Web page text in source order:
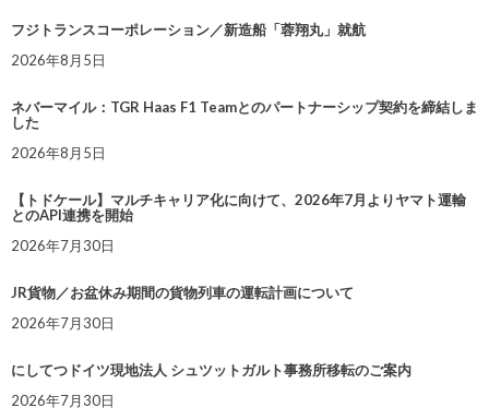
フジトランスコーポレーション／新造船「蓉翔丸」就航
2026年8月5日
ネバーマイル：TGR Haas F1 Teamとのパートナーシップ契約を締結しま
した
2026年8月5日
【トドケール】マルチキャリア化に向けて、2026年7月よりヤマト運輸
とのAPI連携を開始
2026年7月30日
JR貨物／お盆休み期間の貨物列車の運転計画について
2026年7月30日
にしてつドイツ現地法人 シュツットガルト事務所移転のご案内
2026年7月30日